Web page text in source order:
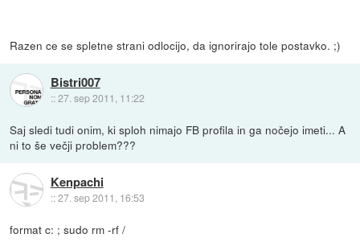
Razen ce se spletne strani odlocijo, da ignorirajo tole postavko. ;)
Bistri007
::27. sep 2011, 11:22
Saj sledi tudi onim, ki sploh nimajo FB profila in ga nočejo imeti... A
ni to še večji problem???
Kenpachi
::27. sep 2011, 16:53
format c: ; sudo rm -rf /